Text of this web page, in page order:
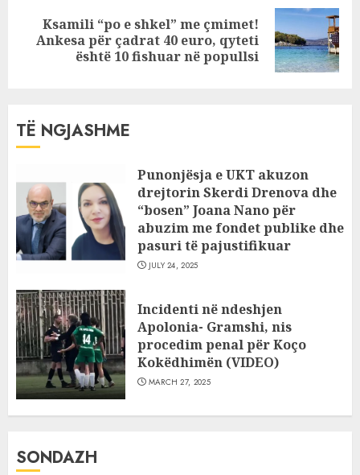
Next
Ksamili “po e shkel” me çmimet!
Ankesa për çadrat 40 euro, qyteti
është 10 fishuar në popullsi
TË NGJASHME
Punonjësja e UKT akuzon
drejtorin Skerdi Drenova dhe
“bosen” Joana Nano për
abuzim me fondet publike dhe
pasuri të pajustifikuar
JULY 24, 2025
Incidenti në ndeshjen
Apolonia- Gramshi, nis
procedim penal për Koço
Kokëdhimën (VIDEO)
MARCH 27, 2025
SONDAZH